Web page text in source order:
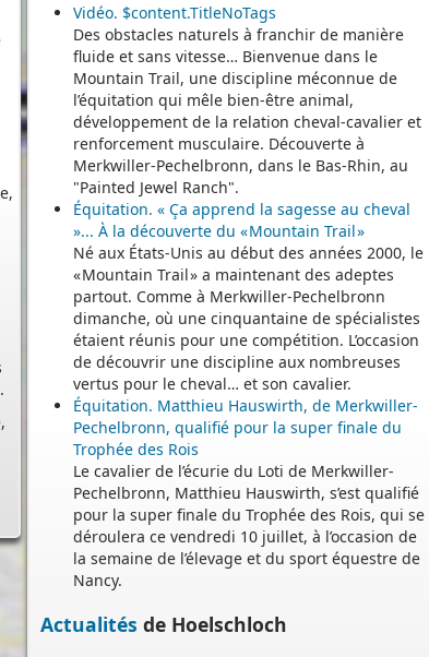
Vidéo. $content.TitleNoTags
Des obstacles naturels à franchir de manière
fluide et sans vitesse… Bienvenue dans le
Mountain Trail, une discipline méconnue de
l’équitation qui mêle bien-être animal,
développement de la relation cheval-cavalier et
renforcement musculaire. Découverte à
Merkwiller-Pechelbronn, dans le Bas-Rhin, au
"Painted Jewel Ranch".
Équitation. « Ça apprend la sagesse au cheval
»... À la découverte du « Mountain Trail »
Né aux États-Unis au début des années 2000, le
« Mountain Trail » a maintenant des adeptes
partout. Comme à Merkwiller-Pechelbronn
dimanche, où une cinquantaine de spécialistes
étaient réunis pour une compétition. L’occasion
de découvrir une discipline aux nombreuses
vertus pour le cheval… et son cavalier.
Équitation. Matthieu Hauswirth, de Merkwiller-
Pechelbronn, qualifié pour la super finale du
Trophée des Rois
Le cavalier de l’écurie du Loti de Merkwiller-
Pechelbronn, Matthieu Hauswirth, s’est qualifié
pour la super finale du Trophée des Rois, qui se
déroulera ce vendredi 10 juillet, à l’occasion de
la semaine de l’élevage et du sport équestre de
Nancy.
Actualités de Hoelschloch